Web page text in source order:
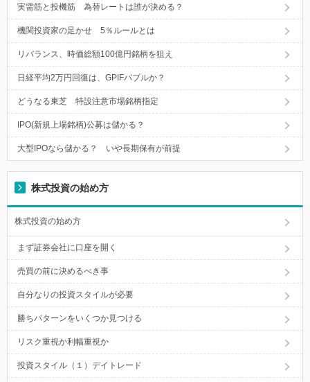
実需筋と投機筋 為替レートは誰が決める？
機関投資家の足かせ 5％ルールとは
リバランス、時価総額100億円銘柄を狙え
日経平均2万円回復は、GPIFバブルか？
どうなる東芝 特設注意市場銘柄指定
IPO(新規上場銘柄)公募は儲かる？
大型IPOなら儲かる？ いや長期保有が前提
株式投資の始め方
株式投資の始め方
まず証券会社に口座を開く
売買の前に決めるべき事
自分なりの投資スタイルが必要
勝ちパターンをいくつか見つける
リスク重視か利幅重視か
投資スタイル（１）デイトレード